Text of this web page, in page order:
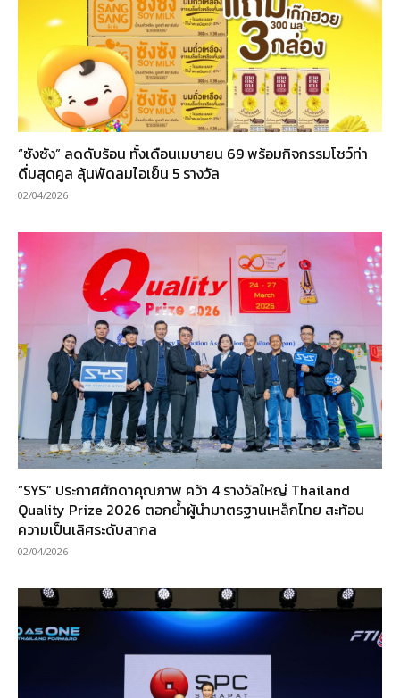
“ซังซัง” ลดดับร้อน ทั้งเดือนเมษายน 69 พร้อมกิจกรรมโชว์ท่า
ดื่มสุดคูล ลุ้นพัดลมไอเย็น 5 รางวัล
02/04/2026
“SYS” ประกาศศักดาคุณภาพ คว้า 4 รางวัลใหญ่ Thailand
Quality Prize 2026 ตอกย้ำผู้นำมาตรฐานเหล็กไทย สะท้อน
ความเป็นเลิศระดับสากล
02/04/2026